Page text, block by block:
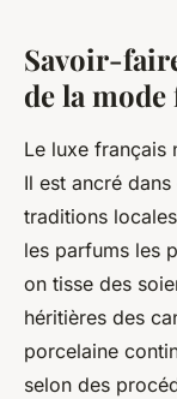
Savoir-
de la
Le luxe français
Il est ancré
traditions
les parfums les
on tisse des
héritières des
porcelaine
selon des